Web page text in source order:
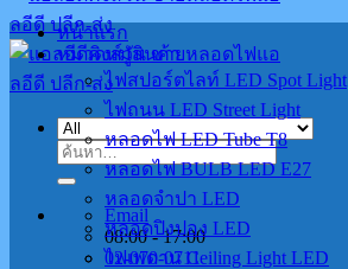
ค้นหา:
Email
08:00 - 17:00
02-070-0711
หน้าแรก
หมวดหมู่สินค้า
ไฟสปอร์ตไลท์ LED Spot Light
ไฟถนน LED Street Light
หลอดไฟ LED Tube T8
หลอดไฟ BULB LED E27
หลอดจำปา LED
หลอดปิงปอง LED
ไฟเพดาน Ceiling Light LED